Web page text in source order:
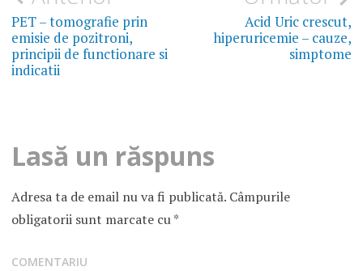
în
articole
PET – tomografie prin
emisie de pozitroni,
principii de functionare si
indicatii
Acid Uric crescut,
hiperuricemie – cauze,
simptome
Lasă un răspuns
Adresa ta de email nu va fi publicată.Câmpurile
obligatorii sunt marcate cu*
COMENTARIU